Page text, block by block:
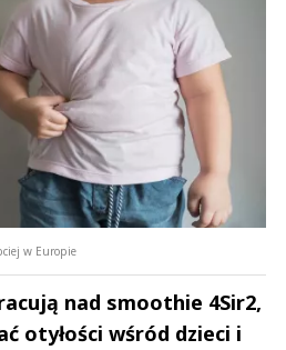
w Europie
nad smoothie 4Sir2,
otyłości wśród dzieci i